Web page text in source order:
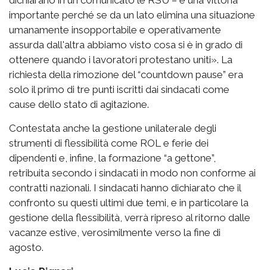
importante perché se da un lato elimina una situazione
umanamente insopportabile e operativamente
assurda dall'altra abbiamo visto cosa si è in grado di
ottenere quando i lavoratori protestano uniti». La
richiesta della rimozione del “countdown pause” era
solo il primo di tre punti iscritti dai sindacati come
cause dello stato di agitazione.
Contestata anche la gestione unilaterale degli
strumenti di flessibilità come ROL e ferie dei
dipendenti e, infine, la formazione “a gettone”,
retribuita secondo i sindacati in modo non conforme ai
contratti nazionali. I sindacati hanno dichiarato che il
confronto su questi ultimi due temi, e in particolare la
gestione della flessibilità, verrà ripreso al ritorno dalle
vacanze estive, verosimilmente verso la fine di
agosto.